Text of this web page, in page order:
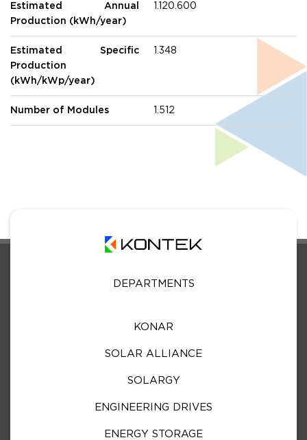
Estimated Annual
Production (kWh/year)
1.120.600
Estimated Specific
Production
(kWh/kWp/year)
1.348
Number of Modules 1.512
DEPARTMENTS
KONAR
SOLAR ALLIANCE
SOLARGY
ENGINEERING DRIVES
ENERGY STORAGE